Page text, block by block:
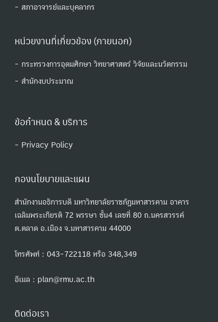
- สภาอาจารย์และบุคลากร
หน่วยงานที่เกี่ยวข้อง (ภายนอก)
- กระทรวงการอุดมศึกษา วิทยาศาสตร์ วิจัยและนวัตกรรม
- สํานักงบประมาณ
ข้อกำหนด & บริการ
- Privacy Policy
กองนโยบายและแผน
สำนักงานอธิการบดี มหาวิทยาลัยราชภัฏมหาสารคาม อาคาร
เฉลิมพระเกียรติ 72 พรรษา ชั้น4 เลขที่ 80 ถ.นครสวรรค์
ต.ตลาด อ.เมือง จ.มหาสารคาม 44000
โทรศัพท์ : 043-722118 หรือ 348,349
อีเมล : plan@rmu.ac.th
ติดต่อเรา